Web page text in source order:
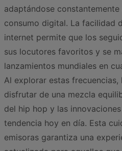
adaptándose
consumo digital. La facilidad
internet permite que los
sus locutores favoritos y se
lanzamientos mundiales en
Al explorar estas frecuencias,
disfrutar de una mezcla
del hip hop y las
tendencia hoy en día. Esta
emisoras garantiza una